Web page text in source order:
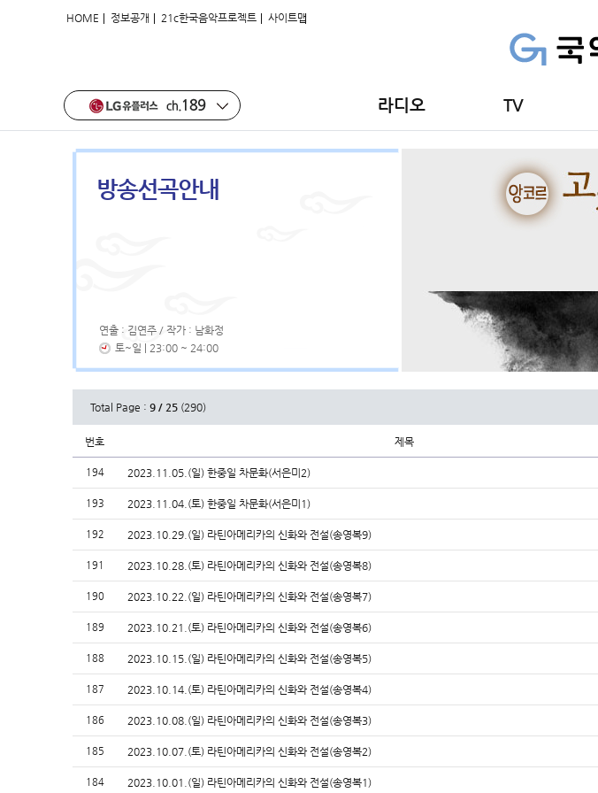
HOME | 정보공개 | 21c한국음악프로젝트 | 사이트맵
라디오 TV
방송선곡안내
연출 : 김연주 / 작가 : 남화정
토~일 | 23:00 ~ 24:00
Total Page : 9 / 25 (290)
번호 제목
194 2023.11.05.(일) 한중일 차문화(서은미2)
193 2023.11.04.(토) 한중일 차문화(서은미1)
192 2023.10.29.(일) 라틴아메리카의 신화와 전설(송영복9)
191 2023.10.28.(토) 라틴아메리카의 신화와 전설(송영복8)
190 2023.10.22.(일) 라틴아메리카의 신화와 전설(송영복7)
189 2023.10.21.(토) 라틴아메리카의 신화와 전설(송영복6)
188 2023.10.15.(일) 라틴아메리카의 신화와 전설(송영복5)
187 2023.10.14.(토) 라틴아메리카의 신화와 전설(송영복4)
186 2023.10.08.(일) 라틴아메리카의 신화와 전설(송영복3)
185 2023.10.07.(토) 라틴아메리카의 신화와 전설(송영복2)
184 2023.10.01.(일) 라틴아메리카의 신화와 전설(송영복1)